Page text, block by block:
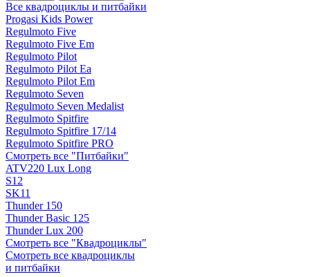
Все квадроциклы и питбайки
Progasi Kids Power
Regulmoto Five
Regulmoto Five Em
Regulmoto Pilot
Regulmoto Pilot Ea
Regulmoto Pilot Em
Regulmoto Seven
Regulmoto Seven Medalist
Regulmoto Spitfire
Regulmoto Spitfire 17/14
Regulmoto Spitfire PRO
Смотреть все "Питбайки"
ATV220 Lux Long
S12
SK11
Thunder 150
Thunder Basic 125
Thunder Lux 200
Смотреть все "Квадроциклы"
Смотреть все квадроциклы
и питбайки